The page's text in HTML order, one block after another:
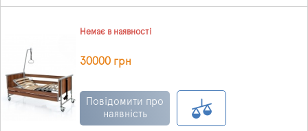
Немає в наявності
30000 грн
Повідомити про
наявність